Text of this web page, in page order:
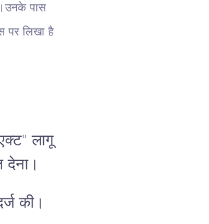
पास
पर लिखा है
लागू
की।